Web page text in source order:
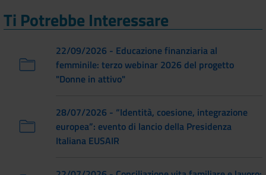
Ti Potrebbe Interessare
22/09/2026 - Educazione finanziaria al
femminile: terzo webinar 2026 del progetto
"Donne in attivo"
28/07/2026 - “Identità, coesione, integrazione
europea”: evento di lancio della Presidenza
Italiana EUSAIR